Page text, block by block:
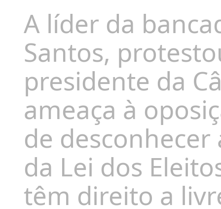
A líder da
Santos,
presidente da
ameaça à
de
da Lei dos
têm direito a